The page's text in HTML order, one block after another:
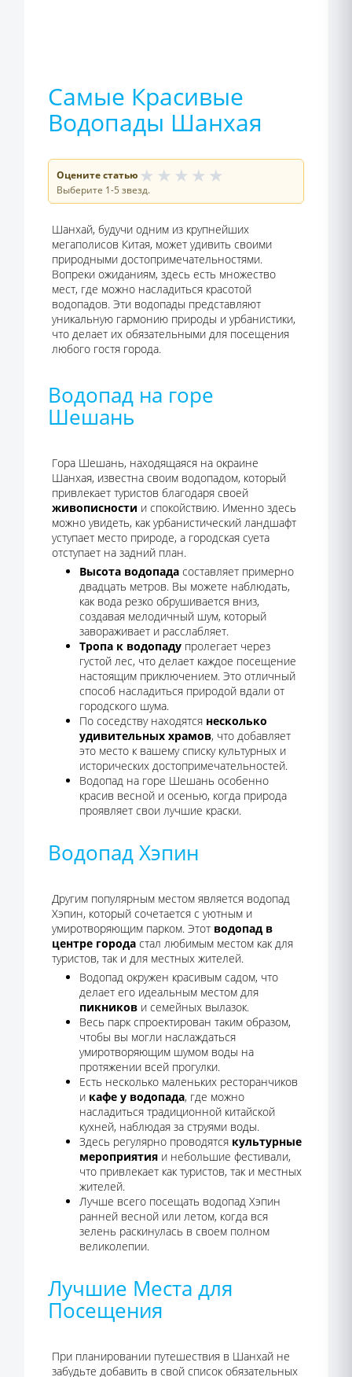
Самые Красивые
Водопады Шанхая
Оцените статью ★ ★ ★ ★ ★
Выберите 1-5 звезд.
Шанхай, будучи одним из крупнейших
мегаполисов Китая, может удивить своими
природными достопримечательностями.
Вопреки ожиданиям, здесь есть множество
мест, где можно насладиться красотой
водопадов. Эти водопады представляют
уникальную гармонию природы и урбанистики,
что делает их обязательными для посещения
любого гостя города.
Водопад на горе
Шешань
Гора Шешань, находящаяся на окраине
Шанхая, известна своим водопадом, который
привлекает туристов благодаря своей
живописности и спокойствию. Именно здесь
можно увидеть, как урбанистический ландшафт
уступает место природе, а городская суета
отступает на задний план.
Высота водопада составляет примерно
двадцать метров. Вы можете наблюдать,
как вода резко обрушивается вниз,
создавая мелодичный шум, который
завораживает и расслабляет.
Тропа к водопаду пролегает через
густой лес, что делает каждое посещение
настоящим приключением. Это отличный
способ насладиться природой вдали от
городского шума.
По соседству находятся несколько
удивительных храмов, что добавляет
это место к вашему списку культурных и
исторических достопримечательностей.
Водопад на горе Шешань особенно
красив весной и осенью, когда природа
проявляет свои лучшие краски.
Водопад Хэпин
Другим популярным местом является водопад
Хэпин, который сочетается с уютным и
умиротворяющим парком. Этот водопад в
центре города стал любимым местом как для
туристов, так и для местных жителей.
Водопад окружен красивым садом, что
делает его идеальным местом для
пикников и семейных вылазок.
Весь парк спроектирован таким образом,
чтобы вы могли наслаждаться
умиротворяющим шумом воды на
протяжении всей прогулки.
Есть несколько маленьких ресторанчиков
и кафе у водопада, где можно
насладиться традиционной китайской
кухней, наблюдая за струями воды.
Здесь регулярно проводятся культурные
мероприятия и небольшие фестивали,
что привлекает как туристов, так и местных
жителей.
Лучше всего посещать водопад Хэпин
ранней весной или летом, когда вся
зелень раскинулась в своем полном
великолепии.
Лучшие Места для
Посещения
При планировании путешествия в Шанхай не
забудьте добавить в свой список обязательных